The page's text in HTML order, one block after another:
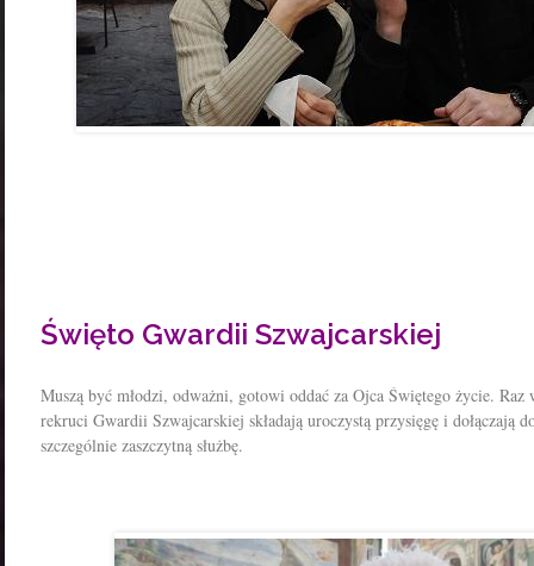
Święto Gwardii Szwajcarskiej
Muszą być młodzi, odważni, gotowi oddać za Ojca Świętego życie. Raz
rekruci Gwardii Szwajcarskiej składają uroczystą przysięgę i dołączają
szczególnie zaszczytną służbę.